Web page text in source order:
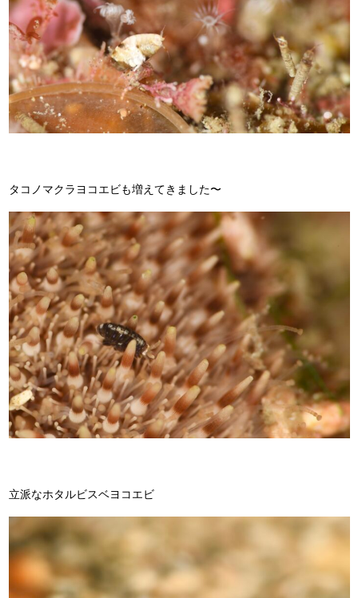
タコノマクラヨコエビも増えてきました〜
立派なホタルビスベヨコエビ